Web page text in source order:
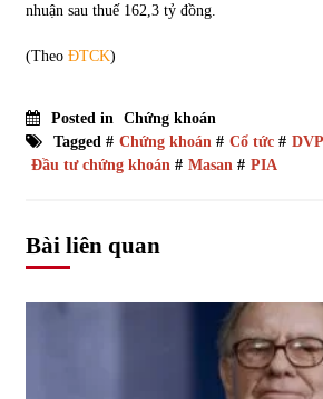
nhuận sau thuế 162,3 tỷ đồng.
(Theo ĐTCK)
Posted in
Chứng khoán
Tagged # Chứng khoán # Cổ tức# DVP
Đầu tư chứng khoán # Masan # PIA
Bài liên quan